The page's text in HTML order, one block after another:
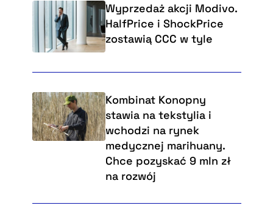
Wyprzedaż akcji Modivo.
HalfPrice i ShockPrice
zostawią CCC w tyle
Kombinat Konopny
stawia na tekstylia i
wchodzi na rynek
medycznej marihuany.
Chce pozyskać 9 mln zł
na rozwój